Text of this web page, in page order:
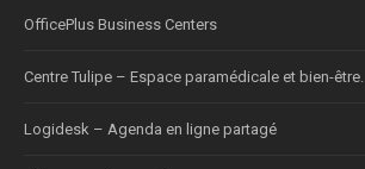
OfficePlus Business Centers
Centre Tulipe – Espace paramédicale et bien-être.
Logidesk – Agenda en ligne partagé